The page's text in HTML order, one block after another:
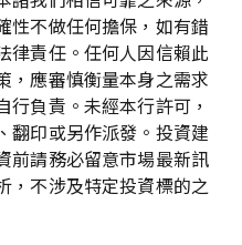
性不做任何擔保，如有錯
律責任。任何人因信賴此
，應審慎衡量本身之需求
負責。未經本行許可，
翻印或另作派發。投資建
前請務必留意市場最新訊
，不涉及特定投資標的之